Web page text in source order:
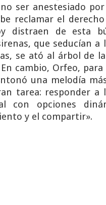
ser anestesiado
reclamar el
distraen de esta
que seducían a
se ató al árbol de
cambio, Orfeo,
una melodía
tarea: responder a
con opciones
y el compartir».